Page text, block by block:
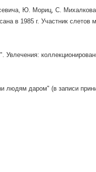
Ю. Мориц, С.
в 1985 г. Участник
людям даром" (в записи